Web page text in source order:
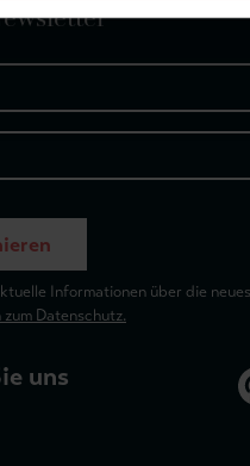
Informationen über die
Datenschutz.
uns